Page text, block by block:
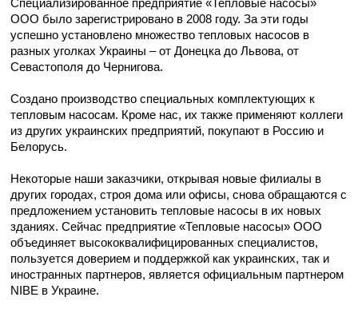
Специализированное предприятие «Тепловые насосы»
ООО было зарегистрировано в 2008 году. За эти годы
успешно установлено множество тепловых насосов в
разных уголках Украины – от Донецка до Львова, от
Севастополя до Чернигова.
Создано производство специальных комплектующих к
тепловым насосам. Кроме нас, их также применяют коллеги
из других украинских предприятий, покупают в Россию и
Белорусь.
Некоторые наши заказчики, открывая новые филиалы в
других городах, строя дома или офисы, снова обращаются с
предложением установить тепловые насосы в их новых
зданиях. Сейчас предприятие «Тепловые насосы» ООО
объединяет высококвалифицированных специалистов,
пользуется доверием и поддержкой как украинских, так и
иностранных партнеров, является официальным партнером
NIBE в Украине.